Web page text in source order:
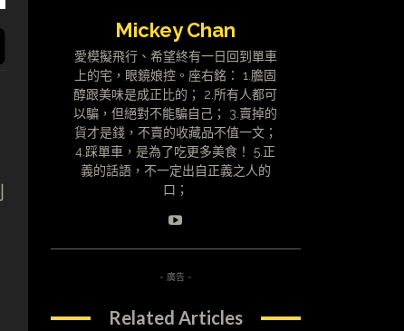
Mickey Chan
愛模擬飛行、希望終有一日回到單車
上的宅，眼鏡娘控。座右銘： 1.膽固
醇跟美味是成正比的； 2.所有人都可
以騙，但絕對不能騙自己； 3.賣掉的
貨才是錢，不賣的收藏品不值一文；
4.踩單車，是為了吃更多美食！ 5.正
義的話語，不一定出自正義之人的
口；
- 廣告 -
Related Articles